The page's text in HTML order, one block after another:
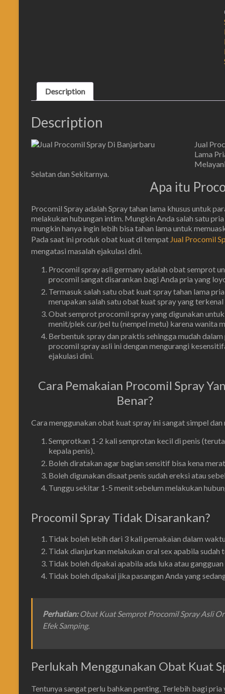
Description
Description
Jual
Lama
Selatan dan Sekitarnya.
Apa itu
Procomil Spray adalah Spray tahan lama khusus untuk
melakukan hubungan intim. Mungkin Anda salah satu
mungkin hanya ingin lebih bisa tahan lama untuk
Pada saat ini produk obat kuat di tempat Jual Procomil
mengatasi masalah ejakulasi dini.
Procomil spray asli germany adalah obat semprot
procomil sangat disarankan bagi Anda pria yang
Termasuk salah satu obat kuat spray tahan lama
merupakan salah satu obat kuat spray yang
Obat semprot procomil spray yang digunakan
menit/plek cur/pel tu (nempel metu) karena wanita
Berbentuk spray dan praktis sehingga mudah
procomil spray asli ini dengan mengurangi
ejakulasi dini.
Cara Pemakaian Procomil Spray
Benar?
Cara menggunakan obat kuat spray ini sangat simpel dan
Semprotkan 1-2 kali semprotan kecil di penis
kepala penis).
Boleh diratakan agar bagian sensitif bisa kena
Boleh digunakan disaat penis sudah ereksi atau
Tunggu sekitar 1-5 menit sebelum melakukan
Procomil Spray Tidak Disarankan?
Tidak boleh lebih dari 3 kali pemakaian dalam
Tidak dianjurkan melakukan oral sex apabila sudah
Tidak boleh dipakai apabila ada luka atau
Tidak boleh dipakai jika pasangan Anda yang
Perhatian: Obat Kuat Semprot Procomil Spray Asli
Efek Samping.
Perlukah Menggunakan Obat Kuat
Tentunya sangat perlu bahkan penting, Terlebih bagi